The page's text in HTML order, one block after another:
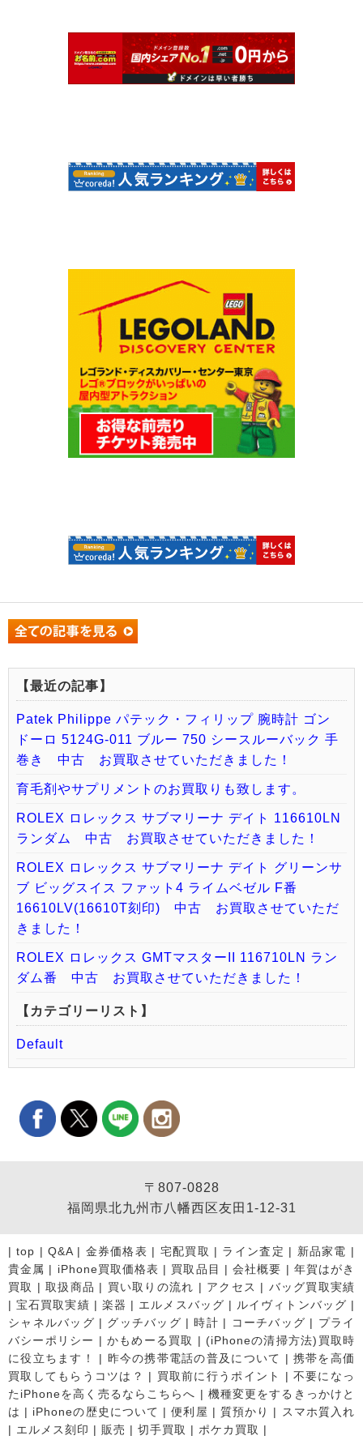
【最近の記事】
Patek Philippe パテック・フィリップ 腕時計 ゴン
ドーロ 5124G-011 ブルー 750 シースルーバック 手
巻き 中古 お買取させていただきました！
育毛剤やサプリメントのお買取りも致します。
ROLEX ロレックス サブマリーナ デイト 116610LN
ランダム 中古 お買取させていただきました！
ROLEX ロレックス サブマリーナ デイト グリーンサ
ブ ビッグスイス ファット4 ライムベゼル F番
16610LV(16610T刻印) 中古 お買取させていただ
きました！
ROLEX ロレックス GMTマスターII 116710LN ラン
ダム番 中古 お買取させていただきました！
【カテゴリーリスト】
Default
〒807-0828
福岡県北九州市八幡西区友田1-12-31
|top | Q&A| 金券価格表 | 宅配買取 | ライン査定 | 新品家電 |
貴金属 | iPhone買取価格表 | 買取品目 |会社概要 | 年賀はがき
買取
|取扱商品 | 買い取りの流れ | アクセス | バッグ買取実績
|宝石買取実績 | 楽器 | エルメスバッグ | ルイヴィトンバッグ |
シャネルバッグ | グッチバッグ |時計 | コーチバッグ | プライ
バシーポリシー |かもめーる買取 | (iPhoneの清掃方法)買取時
に役立ちます！
| 昨今の携帯電話の普及について | 携帯を高価
買取してもらうコツは？
| 買取前に行うポイント | 不要になっ
たiPhoneを高く売るならこちらへ | 機種変更をするきっかけと
は | iPhoneの歴史について |便利屋 | 質預かり |
スマホ質入れ
| エルメス刻印 | 販売 | 切手買取 | ポケカ買取 |